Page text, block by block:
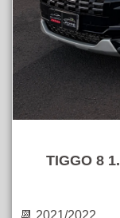
TIGGO 8
📆 2021/2022